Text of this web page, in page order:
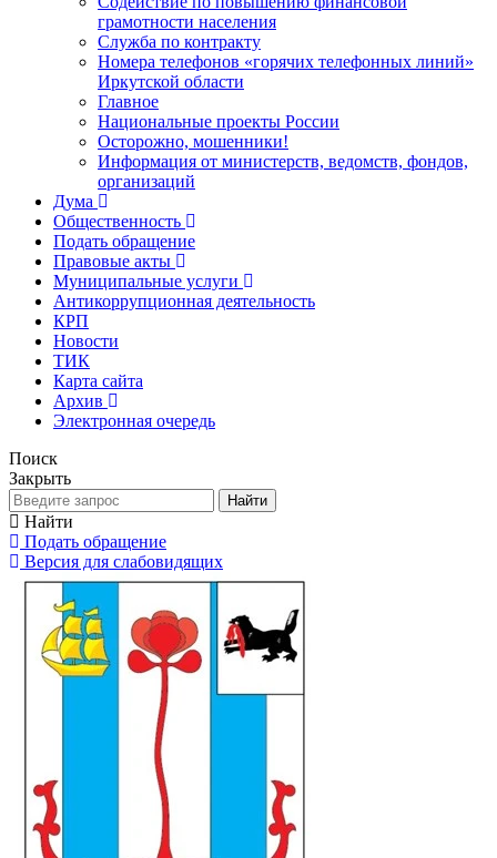
грамотности населения
Служба по контракту
Номера телефонов «горячих телефонных линий»
Иркутской области
Главное
Национальные проекты России
Осторожно, мошенники!
Информация от министерств, ведомств, фондов,
организаций
Дума
Общественность
Подать обращение
Правовые акты
Муниципальные услуги
Антикоррупционная деятельность
КРП
Новости
ТИК
Карта сайта
Архив
Электронная очередь
Поиск
Закрыть
Найти
Найти
Подать обращение
Версия для слабовидящих